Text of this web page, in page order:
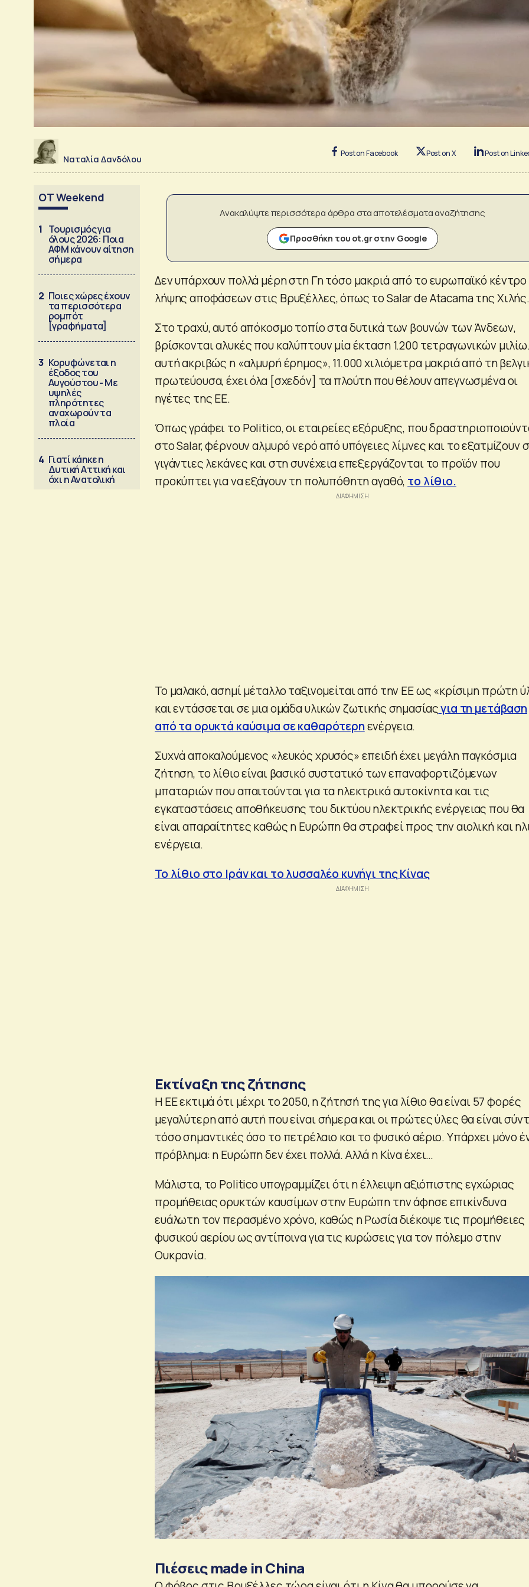
Ναταλία Δανδόλου
Post on Facebook Post on X Post on
OT Weekend
1 Τουρισμός για
όλους 2026: Ποια
ΑΦΜ κάνουν αίτηση
σήμερα
2 Ποιες χώρες έχουν
τα περισσότερα
ρομπότ
[γραφήματα]
3 Κορυφώνεται η
έξοδος του
Αυγούστου - Με
υψηλές
πληρότητες
αναχωρούν τα
πλοία
4 Γιατί κάηκε η
Δυτική Αττική και
όχι η Ανατολική
Ανακαλύψτε περισσότερα άρθρα στα αποτελέσματα αναζήτησης
Προσθήκη του ot.gr στην Google
Δεν υπάρχουν πολλά μέρη στη Γη τόσο μακριά από το ευρωπαϊκό κέντρο
λήψης αποφάσεων στις Βρυξέλλες, όπως το Salar de Atacama της Χιλής.
Στο τραχύ, αυτό απόκοσμο τοπίο στα δυτικά των βουνών των Άνδεων,
βρίσκονται αλυκές που καλύπτουν μία έκταση 1.200 τετραγωνικών
αυτή ακριβώς η «αλμυρή έρημος», 11.000 χιλιόμετρα μακριά από τη
πρωτεύουσα, έχει όλα [σχεδόν] τα πλούτη που θέλουν απεγνωσμένα οι
ηγέτες της ΕΕ.
Όπως γράφει το Politico, οι εταιρείες εξόρυξης, που
στο Salar, φέρνουν αλμυρό νερό από υπόγειες λίμνες και το εξατμίζουν
γιγάντιες λεκάνες και στη συνέχεια επεξεργάζονται το προϊόν που
προκύπτει για να εξάγουν τη πολυπόθητη αγαθό, το λίθιο.
Το μαλακό, ασημί μέταλλο ταξινομείται από την ΕΕ ως «κρίσιμη πρώτη
και εντάσσεται σε μια ομάδα υλικών ζωτικής σημασίαςγια τη μετάβαση
από τα ορυκτά καύσιμα σε καθαρότερηενέργεια.
Συχνά αποκαλούμενος «λευκός χρυσός» επειδή έχει μεγάλη παγκόσμια
ζήτηση, το λίθιο είναι βασικό συστατικό των επαναφορτιζόμενων
μπαταριών που απαιτούνται για τα ηλεκτρικά αυτοκίνητα και τις
εγκαταστάσεις αποθήκευσης του δικτύου ηλεκτρικής ενέργειας που θα
είναι απαραίτητες καθώς η Ευρώπη θα στραφεί προς την αιολική και
ενέργεια.
Το λίθιο στο Ιράν και το λυσσαλέο κυνήγι της Κίνας
Εκτίναξη της ζήτησης
Η ΕΕ εκτιμά ότι μέχρι το 2050, η ζήτησή της για λίθιο θα είναι 57 φορές
μεγαλύτερη από αυτή που είναι σήμερα και οι πρώτες ύλες θα είναι
τόσο σημαντικές όσο το πετρέλαιο και το φυσικό αέριο. Υπάρχει μόνο
πρόβλημα: η Ευρώπη δεν έχει πολλά. Αλλά η Κίνα έχει…
Μάλιστα, το Politico υπογραμμίζει ότι η έλλειψη αξιόπιστης εγχώριας
προμήθειας ορυκτών καυσίμων στην Ευρώπη την άφησε επικίνδυνα
ευάλωτη τον περασμένο χρόνο, καθώς η Ρωσία διέκοψε τις προμήθειες
φυσικού αερίου ως αντίποινα για τις κυρώσεις για τον πόλεμο στην
Ουκρανία.
Πιέσεις made in China